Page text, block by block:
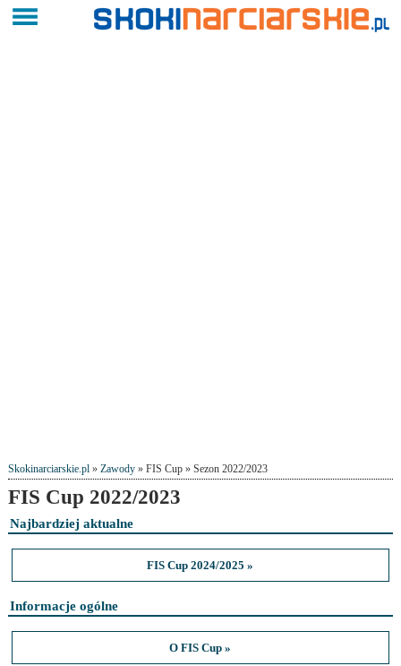
Skokinarciarskie.pl» Zawody» FIS Cup » Sezon 2022/2023
FIS Cup 2022/2023
Najbardziej aktualne
FIS Cup 2024/2025 »
Informacje ogólne
O FIS Cup »